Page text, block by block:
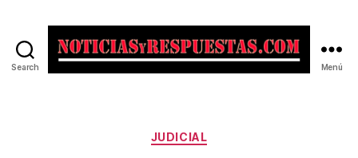
Search Menú
Categorías
JUDICIAL